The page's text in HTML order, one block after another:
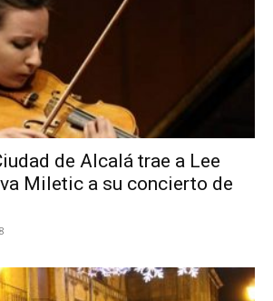
de Alcalá trae a Lee
Miletic a su concierto de